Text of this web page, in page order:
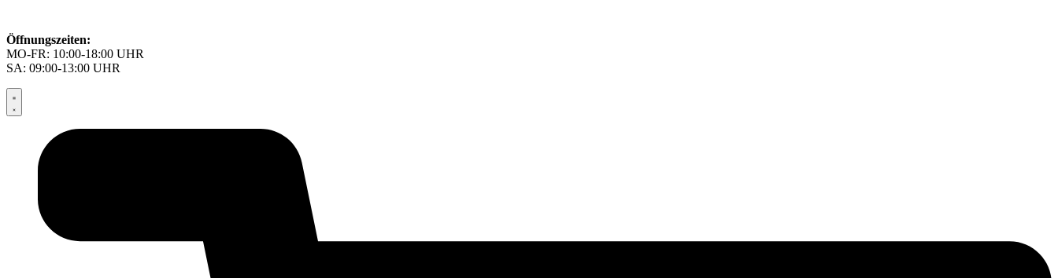
Öffnungszeiten:
MO-FR: 10:00-18:00 UHR
SA: 09:00-13:00 UHR